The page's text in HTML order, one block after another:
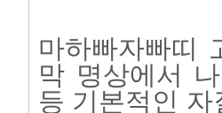
마하빠자빠띠
막 명상에서
등 기본적인